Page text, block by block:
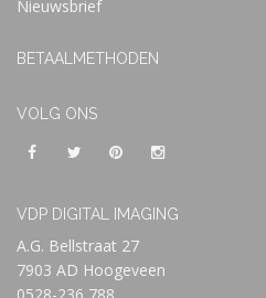
Nieuwsbrief
BETAALMETHODEN
VOLG ONS
VDP DIGITAL IMAGING
A.G. Bellstraat 27
7903 AD Hoogeveen
0528-236 788